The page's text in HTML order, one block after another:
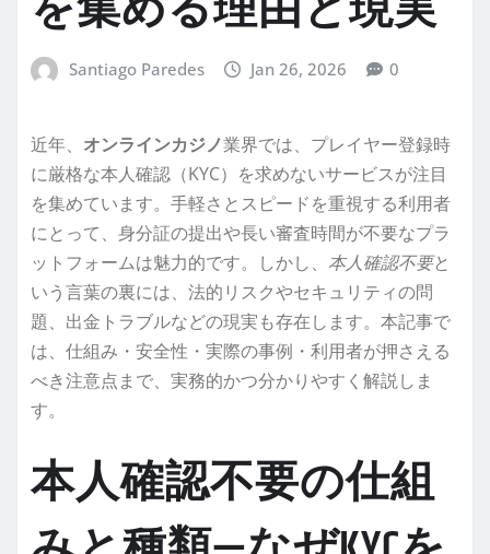
Santiago Paredes Jan 26, 2026 0
近年、 オンラインカジノ業界では、プレイヤー登録時
に厳格な本人確認（KYC）を求めないサービスが注目
を集めています。手軽さとスピードを重視する利用者
にとって、身分証の提出や長い審査時間が不要なプラ
ットフォームは魅力的です。しかし、 本人確認不要と
いう言葉の裏には、法的リスクやセキュリティの問
題、出金トラブルなどの現実も存在します。本記事で
は、仕組み・安全性・実際の事例・利用者が押さえる
べき注意点まで、実務的かつ分かりやすく解説しま
す。
本人確認不要の仕組